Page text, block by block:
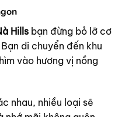
Hills bạn đừng bỏ lỡ cơ
di chuyển đến khu
vào hương vị nồng
nhau, nhiều loại sẽ